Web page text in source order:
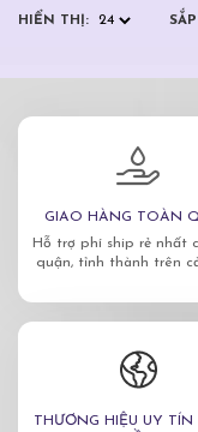
HIỂN THỊ:
GIAO HÀNG TOÀN
Hỗ trợ phí ship rẻ nhất
quận, tỉnh thành trên
THƯƠNG HIỆU UY